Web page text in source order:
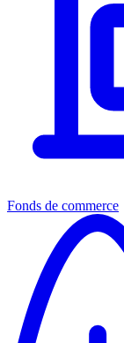
Fonds de commerce